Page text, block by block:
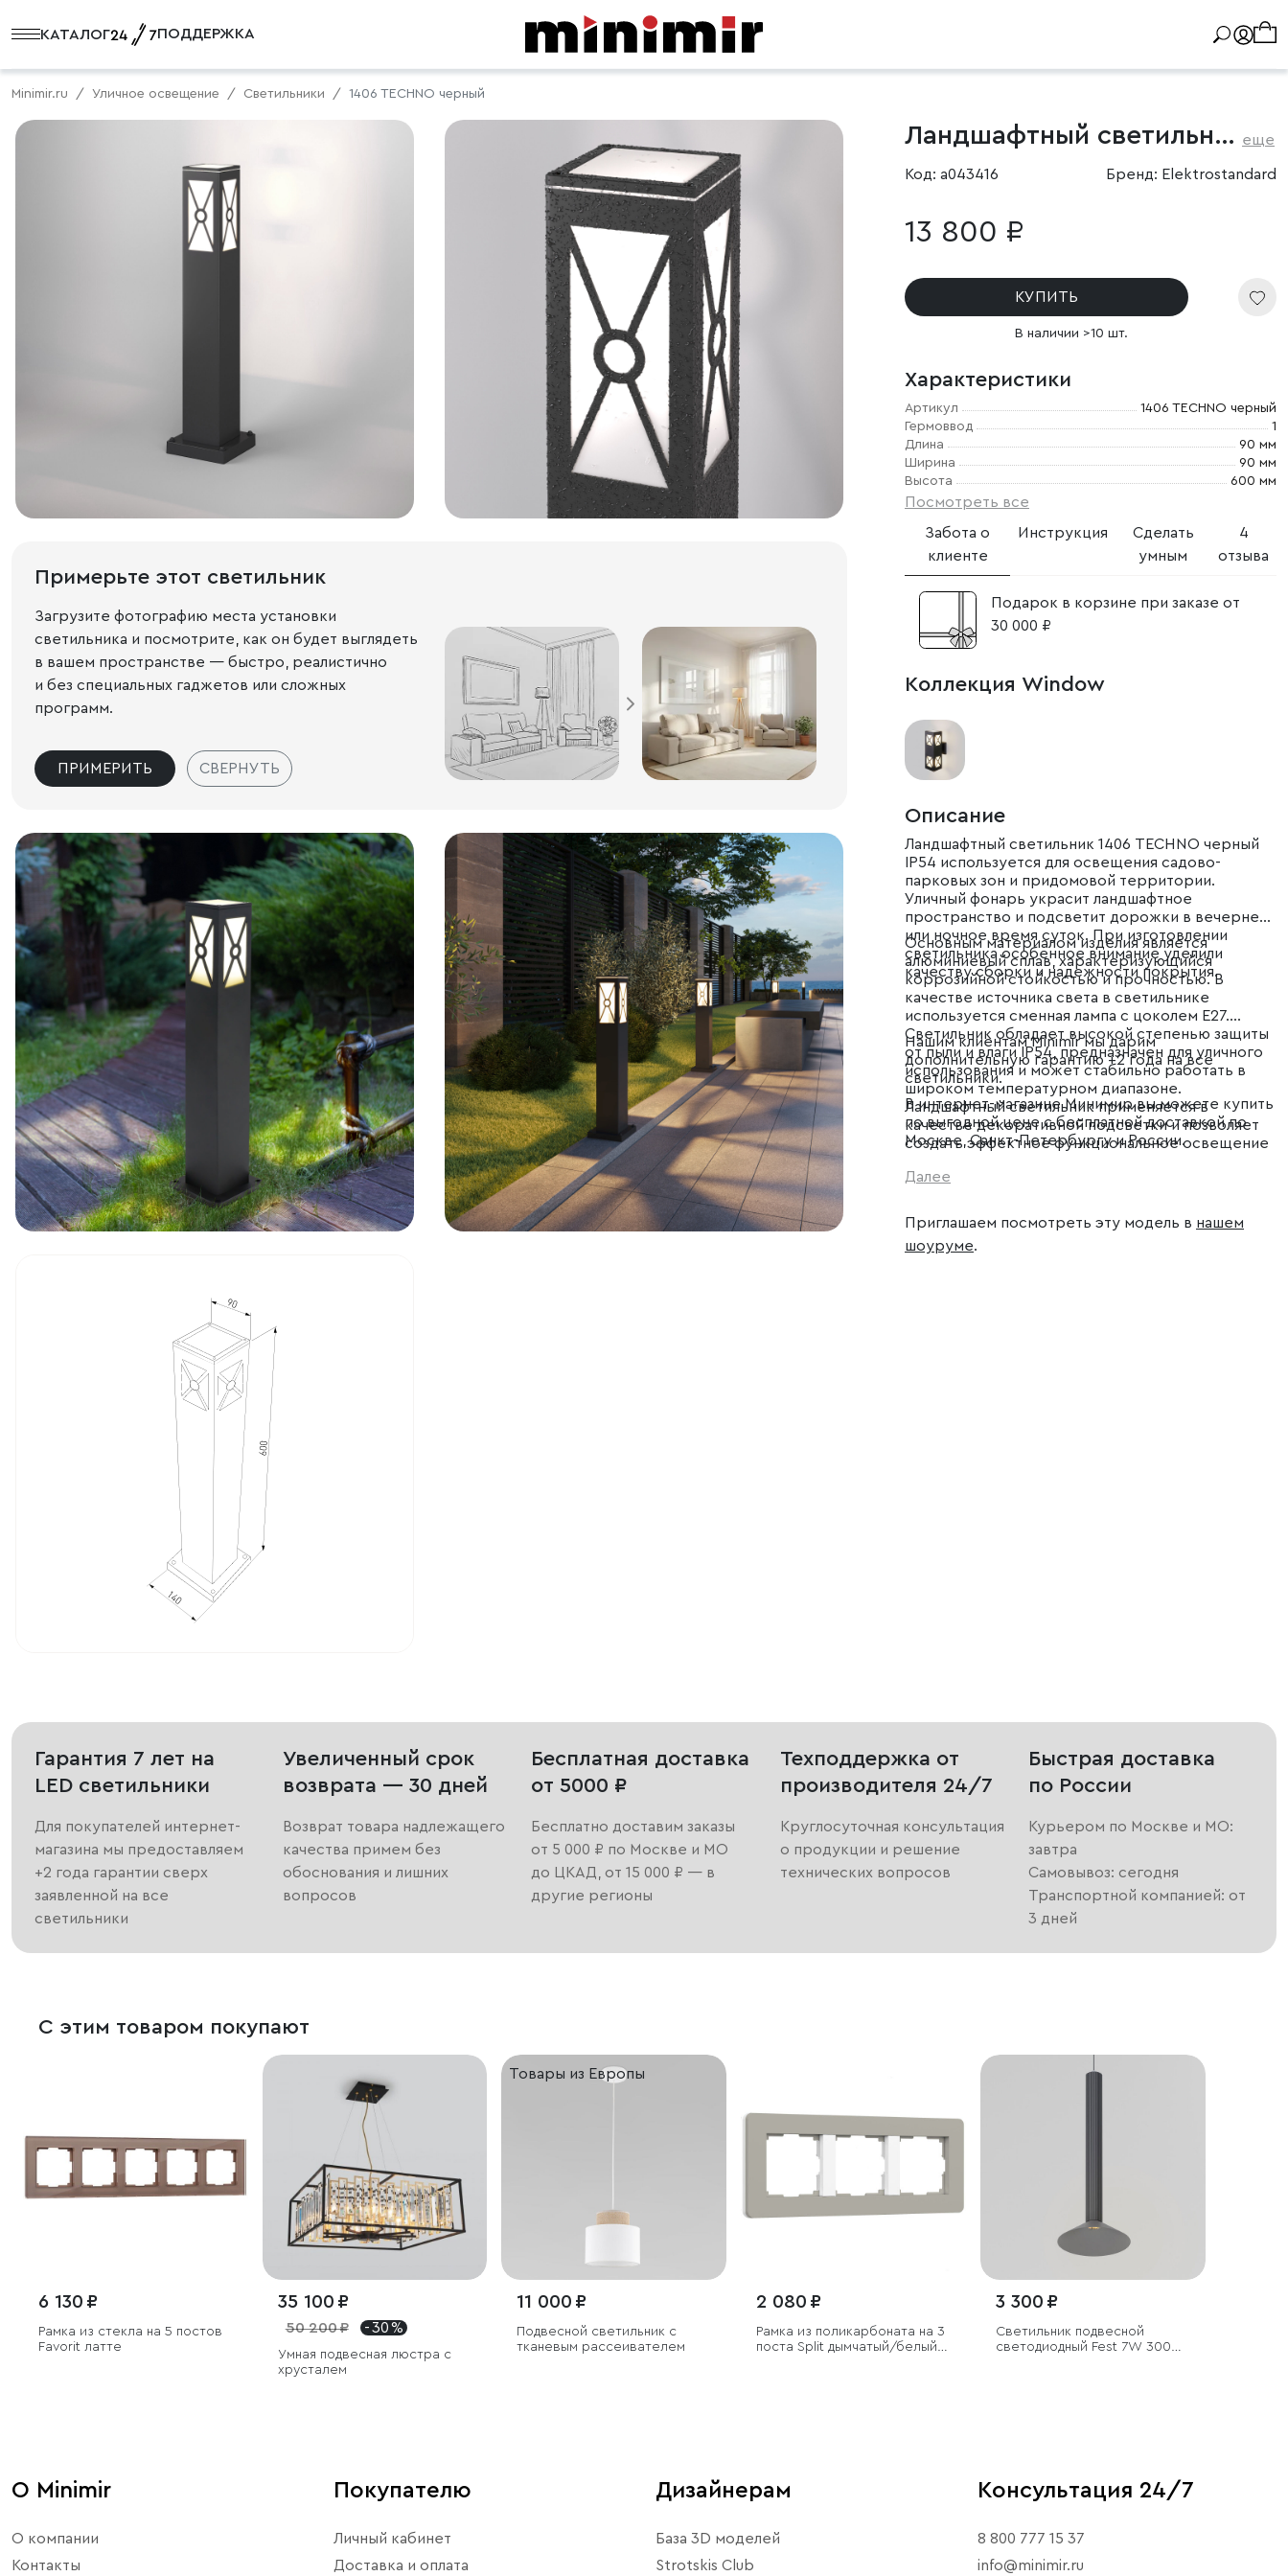
КАТАЛОГ ПОДДЕРЖКА
Minimir.ru Уличное освещение Светильники 1406 TECHNO черный
Примерьте этот светильник
Загрузите фотографию места установки
светильника и посмотрите, как он будет выглядеть
в вашем пространстве — быстро, реалистично
и без специальных гаджетов или сложных
программ.
ПРИМЕРИТЬ СВЕРНУТЬ
Ландшафтный светильник IP54 еще
Код: a043416 Бренд: Elektrostandard
13 800 ₽
КУПИТЬ
В наличии >10 шт.
Характеристики
Артикул
1406 TECHNO черный
Гермоввод
1
Длина
90 мм
Ширина
90 мм
Высота
600 мм
Посмотреть все
Забота о
клиенте
Инструкция
Сделать
умным
4
отзыва
Подарок в корзине при заказе от
30 000 ₽
Коллекция Window
Описание
Ландшафтный светильник 1406 TECHNO черный
IP54 используется для освещения садово-
парковых зон и придомовой территории.
Уличный фонарь украсит ландшафтное
пространство и подсветит дорожки в вечернее
или ночное время суток. При изготовлении
светильника особенное внимание уделили
качеству сборки и надежности покрытия.
Основным материалом изделия является
алюминиевый сплав, характеризующийся
коррозийной стойкостью и прочностью. В
качестве источника света в светильнике
используется сменная лампа с цоколем E27.
Светильник обладает высокой степенью защиты
от пыли и влаги IP54, предназначен для уличного
использования и может стабильно работать в
широком температурном диапазоне.
Ландшафтный светильник применяется в
качестве декоративной подсветки и позволяет
создать эффектное функциональное освещение
Нашим клиентам Minimir мы дарим
дополнительную гарантию +2 года на все
светильники.
В интернет-магазине Минимир вы можете купить
по выгодной цене с бесплатной доставкой по
Москве, Санкт-Петербургу и России.
Далее
Приглашаем посмотреть эту модель в нашем
шоуруме.
Гарантия 7 лет на
LED светильники
Для покупателей интернет-
магазина мы предоставляем
+2 года гарантии сверх
заявленной на все
светильники
Увеличенный срок
возврата — 30 дней
Возврат товара надлежащего
качества примем без
обоснования и лишних
вопросов
Бесплатная доставка
от 5000 ₽
Бесплатно доставим заказы
от 5 000 ₽ по Москве и МО
до ЦКАД, от 15 000 ₽ — в
другие регионы
Техподдержка от
производителя 24/7
Круглосуточная консультация
о продукции и решение
технических вопросов
Быстрая доставка
по России
Курьером по Москве и МО:
завтра
Самовывоз: сегодня
Транспортной компанией: от
3 дней
С этим товаром покупают
6 130 ₽
Рамка из стекла на 5 постов
Favorit латте
35 100 ₽
50 200 ₽ - 30 %
Умная подвесная люстра с
хрусталем
Товары из Европы
11 000 ₽
Подвесной светильник с
тканевым рассеивателем
2 080 ₽
Рамка из поликарбоната на 3
поста Split дымчатый/белый,
3 300 ₽
Светильник подвесной
светодиодный Fest 7W 3000K
О Minimir
О компании
Контакты
Покупателю
Личный кабинет
Доставка и оплата
Дизайнерам
База 3D моделей
Strotskis Club
Консультация 24/7
8 800 777 15 37
info@minimir.ru